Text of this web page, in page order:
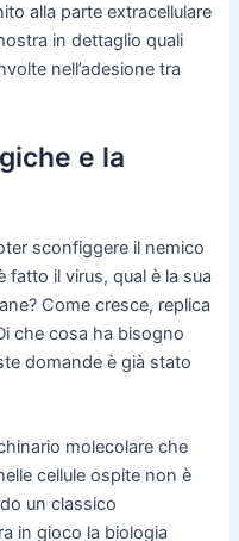
alla parte extracellulare
in dettaglio quali
nell’adesione tra
e la
sconfiggere il nemico
fatto il virus, qual è la sua
Come cresce, replica
che cosa ha bisogno
domande è già stato
molecolare che
cellule ospite non è
un classico
in gioco la biologia